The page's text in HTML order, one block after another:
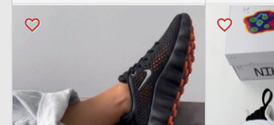
favorite_border
favorite_border